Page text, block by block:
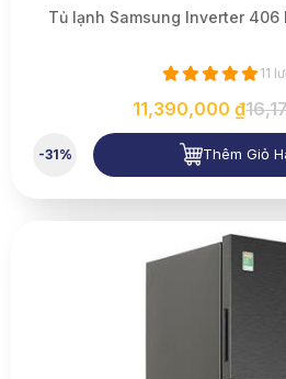
Tủ lạnh Samsung Inverter 406
11
11,390,000 ₫
-31% Thêm Giỏ